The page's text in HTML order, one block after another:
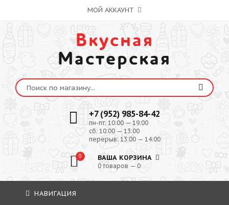
МОЙ АККАУНТ
Вкусная
Мастерская
+7 (952) 985-84-42
пн-пт: 10:00 — 19:00
сб: 10:00 — 13:00
перерыв: 13:00 — 14:00
0 ВАША КОРЗИНА
0 товаров — 0
НАВИГАЦИЯ